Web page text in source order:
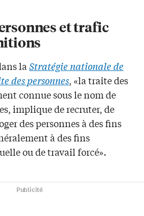
et trafic
laStratégie nationale de
des personnes, «la traite des
connue sous le nom de
implique de recruter, de
des personnes à des fins
à des fins
ou de travail forcé».
Publicité